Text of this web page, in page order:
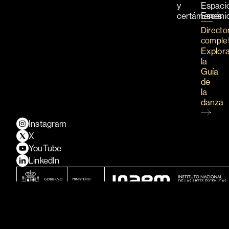
y
certámenes
la
Guía
de
la
danza
Instagram
X
YouTube
LinkedIn